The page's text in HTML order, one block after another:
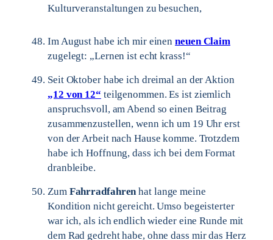
Kulturveranstaltungen zu besuchen,
Im August habe ich mir einenneuen Claim
zugelegt: „Lernen ist echt krass!“
Seit Oktober habe ich dreimal an der Aktion
„12 von 12“ teilgenommen. Es ist ziemlich
anspruchsvoll, am Abend so einen Beitrag
zusammenzustellen, wenn ich um 19 Uhr erst
von der Arbeit nach Hause komme. Trotzdem
habe ich Hoffnung, dass ich bei dem Format
dranbleibe.
Zum Fahrradfahrenhat lange meine
Kondition nicht gereicht. Umso begeisterter
war ich, als ich endlich wieder eine Runde mit
dem Rad gedreht habe, ohne dass mir das Herz